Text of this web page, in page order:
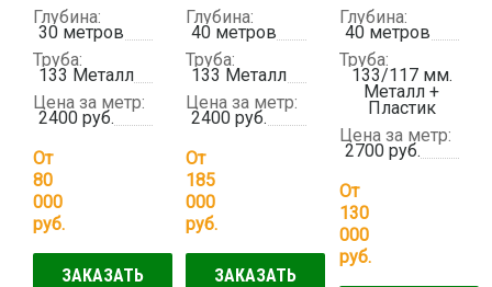
Глубина:
30 метров
Труба:
133 Металл
Цена за метр:
2400 руб.
От
80
000
руб.
ЗАКАЗАТЬ
Глубина:
40 метров
Труба:
133 Металл
Цена за метр:
2400 руб.
От
185
000
руб.
ЗАКАЗАТЬ
Глубина:
40 метров
Труба:
133/117 мм.
Металл +
Пластик
Цена за метр:
2700 руб.
От
130
000
руб.